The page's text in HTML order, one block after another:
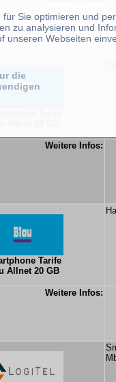
Weitere Infos:
Tarife
Allnet 20 GB
Weitere Infos:
Sie optimieren und
zu analysieren und
unseren Webseiten
die